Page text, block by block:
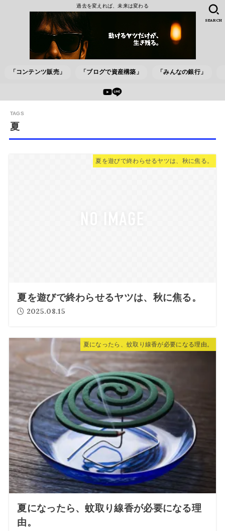
過去を変えれば、未来は変わる
「コンテンツ販売」 「ブログで資産構築」 「みんなの銀行」
SEARCH
夏
夏を遊びで終わらせるヤツは、秋に焦る。
夏を遊びで終わらせるヤツは、秋に焦る。
2025.08.15
夏になったら、蚊取り線香が必要になる理由。
夏になったら、蚊取り線香が必要になる理
由。